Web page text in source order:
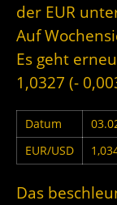
der EUR
Auf
Es geht
1,0327 (-
Datum
EUR/USD
Das